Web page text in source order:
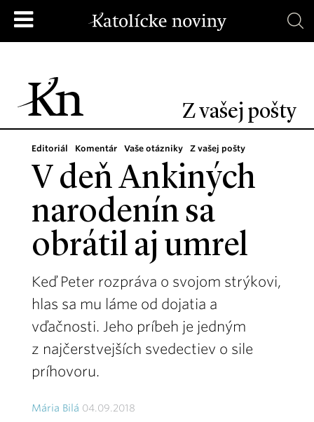
Z vašej pošty
Editoriál Komentár Vaše otázniky Z vašej pošty
V deň Ankiných
narodenín sa
obrátil aj umrel
Keď Peter rozpráva o svojom strýkovi,
hlas sa mu láme od dojatia a
vďačnosti. Jeho príbeh je jedným
z najčerstvejších svedectiev o sile
príhovoru.
Mária Bilá 04.09.2018